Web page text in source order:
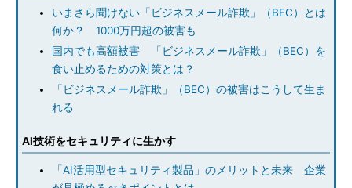
いまさら聞けない「ビジネスメール詐欺」（BEC）とは
何か？ 1000万円超の被害も
国内でも高額被害 「ビジネスメール詐欺」（BEC）を
食い止めるための対策とは？
「ビジネスメール詐欺」（BEC）の被害はこうして生ま
れる
AI技術をセキュリティに生かす
「AI活用型セキュリティ製品」のメリットと未来 企業